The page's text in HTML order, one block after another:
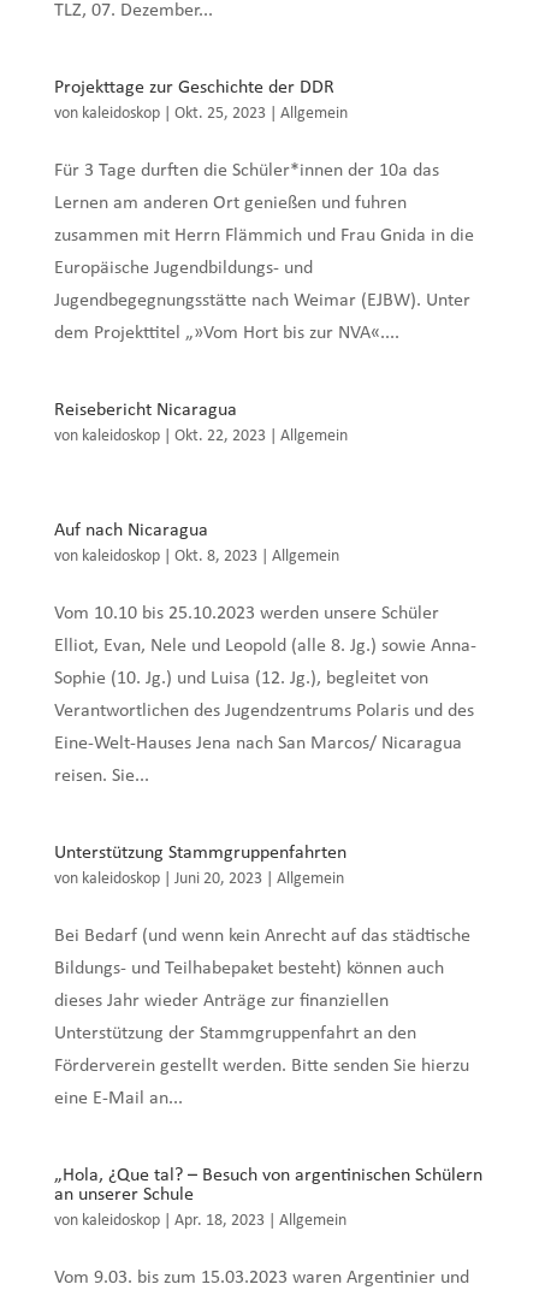
TLZ, 07. Dezember...
Projekttage zur Geschichte der DDR
von kaleidoskop| Okt. 25, 2023| Allgemein
Für 3 Tage durften die Schüler*innen der 10a das
Lernen am anderen Ort genießen und fuhren
zusammen mit Herrn Flämmich und Frau Gnida in die
Europäische Jugendbildungs- und
Jugendbegegnungsstätte nach Weimar (EJBW). Unter
dem Projekttitel „»Vom Hort bis zur NVA«....
Reisebericht Nicaragua
von kaleidoskop| Okt. 22, 2023| Allgemein
Auf nach Nicaragua
von kaleidoskop| Okt. 8, 2023| Allgemein
Vom 10.10 bis 25.10.2023 werden unsere Schüler
Elliot, Evan, Nele und Leopold (alle 8. Jg.) sowie Anna-
Sophie (10. Jg.) und Luisa (12. Jg.), begleitet von
Verantwortlichen des Jugendzentrums Polaris und des
Eine-Welt-Hauses Jena nach San Marcos/ Nicaragua
reisen. Sie...
Unterstützung Stammgruppenfahrten
von kaleidoskop| Juni 20, 2023| Allgemein
Bei Bedarf (und wenn kein Anrecht auf das städtische
Bildungs- und Teilhabepaket besteht) können auch
dieses Jahr wieder Anträge zur finanziellen
Unterstützung der Stammgruppenfahrt an den
Förderverein gestellt werden. Bitte senden Sie hierzu
eine E-Mail an...
„Hola, ¿Que tal? – Besuch von argentinischen Schülern
an unserer Schule
von kaleidoskop| Apr. 18, 2023| Allgemein
Vom 9.03. bis zum 15.03.2023 waren Argentinier und